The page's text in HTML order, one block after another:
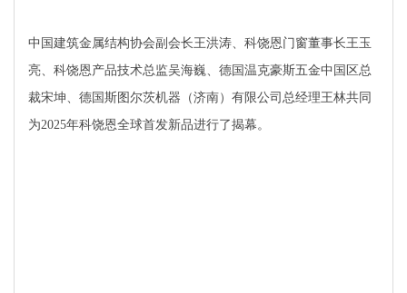
中国建筑金属结构协会副会长王洪涛、科饶恩门窗董事长王玉
亮、科饶恩产品技术总监吴海巍、德国温克豪斯五金中国区总
裁宋坤、德国斯图尔茨机器（济南）有限公司总经理王林共同
为2025年科饶恩全球首发新品进行了揭幕。